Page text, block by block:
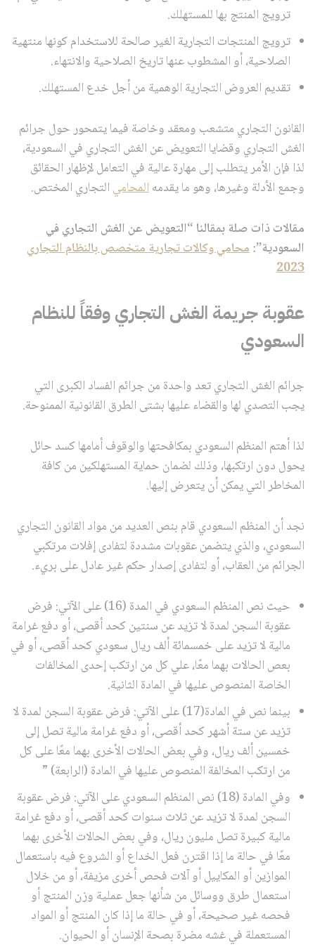
ترويج المنتج بها للمستهلك.
ترويج المنتجات التجارية الغير صالحة للاستخدام كونها منتهية
الصلاحية، أو المشطوب عنها تاريخ الصلاحية والانتهاء.
تقديم العروض التجارية الوهمية من أجل خدع المستهلك.
القانون التجاري متشعب ومعقد وخاصة فيما يتمحور حول جرائم
الغش التجاري وقضايا التعويض عن الغش التجاري في السعودية،
لذا فإن الأمر يتطلب إلى مهارة عالية في التعامل لإظهار الحقائق
وجمع الأدلة وغيرها، وهو ما يقدمهالمحامي التجاري المختص.
مقالات ذات صلة بمقالنا “التعويض عن الغش التجاري في
السعودية”:محامي وكالات تجارية متخصص بالنظام التجاري
2023
عقوبة جريمة الغش التجاري وفقاً للنظام
السعودي
جرائم الغش التجاري تعد واحدة من جرائم الفساد الكبرى التي
يجب التصدي لها والقضاء عليها بشتى الطرق القانونية الممنوحة.
لذا أهتم المنظم السعودي بمكافحتها والوقوف أمامها كسد حائل
يحول دون ارتكبها، وذلك لضمان حماية المستهلكين من كافة
المخاطر التي يمكن أن يتعرض إليها.
نجد أن المنظم السعودي قام بنص العديد من مواد القانون التجاري
السعودي، والذي يتضمن عقوبات مشددة لتفادى إفلات مرتكبي
الجرائم من العقاب، أو لتفادى إصدار حكم غير عادل على بريء.
حيث نص المنظم السعودي في المدة (16) على الآتي: فرض
عقوبة السجن لمدة لا تزيد عن سنتين كحد أقصى، أو دفع غرامة
مالية لا تزيد على خمسمائة ألف ريال سعودي كحد أقصى، أو في
بعص الحالات بهما معًا، علي كل من ارتكب إحدى المخالفات
الخاصة المنصوص عليها في المادة الثانية.
بينما نص في المادة(17) على الآتي: فرض عقوبة السجن لمدة لا
تزيد عن ستة أشهر كحد أقصى، أو دفع غرامة مالية تصل إلى
خمسين ألف ريال، وفي بعض الحالات الأخرى بهما معًا على كل
من ارتكب المخالفة المنصوص عليها في المادة (الرابعة) ”
وفي المادة (18) نص المنظم السعودي على الآتي: فرض عقوبة
السجن لمدة لا تزيد عن ثلاث سنوات كحد أقصى، أو دفع غرامة
مالية كبيرة تصل مليون ريال، وفي بعض الحالات الأخرى بهما
معًا في حالة ما إذا اقترن فعل الخداع أو الشروع فيه باستعمال
الموازين أو المكاييل أو آلات فحص أخرى مزيفة، أو من خلال
استعمال طرق ووسائل من شأنها جعل عملية وزن المنتج أو
فحصه غير صحيحة، أو في حالة ما إذا كان المنتج أو المواد
المستعملة في غشه مضرة بصحة الإنسان أو الحيوان.